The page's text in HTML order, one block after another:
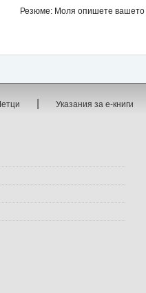
Резюме: Моля опишете вашето
| Указания за е-книги